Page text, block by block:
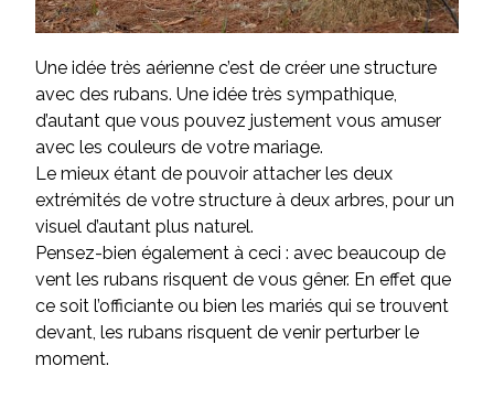
Une idée très aérienne c’est de créer une structure
avec des rubans. Une idée très sympathique,
d’autant que vous pouvez justement vous amuser
avec les couleurs de votre mariage.
Le mieux étant de pouvoir attacher les deux
extrémités de votre structure à deux arbres, pour un
visuel d’autant plus naturel.
Pensez-bien également à ceci : avec beaucoup de
vent les rubans risquent de vous gêner. En effet que
ce soit l’officiante ou bien les mariés qui se trouvent
devant, les rubans risquent de venir perturber le
moment.